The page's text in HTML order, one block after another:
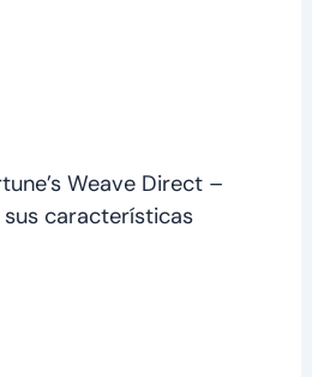
Weave Direct –
características